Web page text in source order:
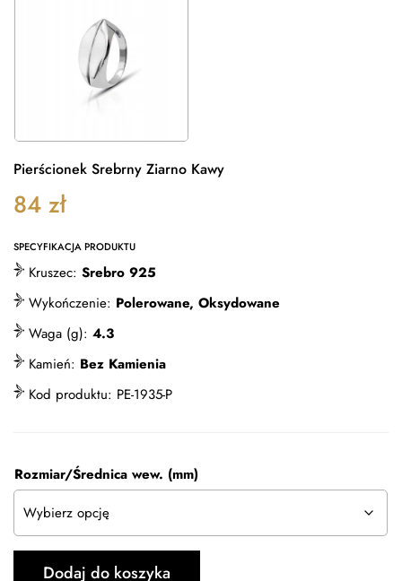
Pierścionek Srebrny Ziarno Kawy
84 zł
SPECYFIKACJA PRODUKTU
Kruszec: Srebro 925
Wykończenie: Polerowane, Oksydowane
Waga (g): 4.3
Kamień: Bez Kamienia
Kod produktu: PE-1935-P
Rozmiar/Średnica wew. (mm)
Dodaj do koszyka